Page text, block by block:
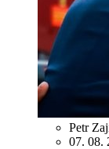
Petr
07. 08.